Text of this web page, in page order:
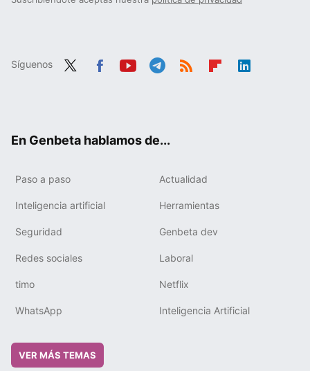
Síguenos
En Genbeta hablamos de...
Paso a paso Actualidad
Inteligencia artificial Herramientas
Seguridad Genbeta dev
Redes sociales Laboral
timo Netflix
WhatsApp Inteligencia Artificial
VER MÁS TEMAS